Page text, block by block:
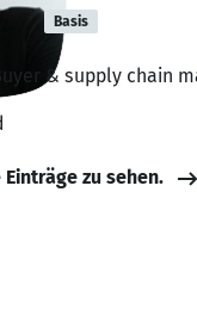
Basis
& supply chain
zu sehen.